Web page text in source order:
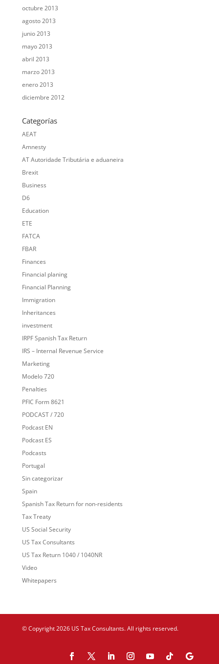
octubre 2013
agosto 2013
junio 2013
mayo 2013
abril 2013
marzo 2013
enero 2013
diciembre 2012
Categorías
AEAT
Amnesty
AT Autoridade Tributária e aduaneira
Brexit
Business
D6
Education
ETE
FATCA
FBAR
Finances
Financial planing
Financial Planning
Immigration
Inheritances
investment
IRPF Spanish Tax Return
IRS – Internal Revenue Service
Marketing
Modelo 720
Penalties
PFIC Form 8621
PODCAST / 720
Podcast EN
Podcast ES
Podcasts
Portugal
Sin categorizar
Spain
Spanish Tax Return for non-residents
Tax Treaty
US Social Security
US Tax Consultants
US Tax Return 1040 / 1040NR
Video
Whitepapers
© Copyright 2026 US Tax Consultants. All rights reserved.